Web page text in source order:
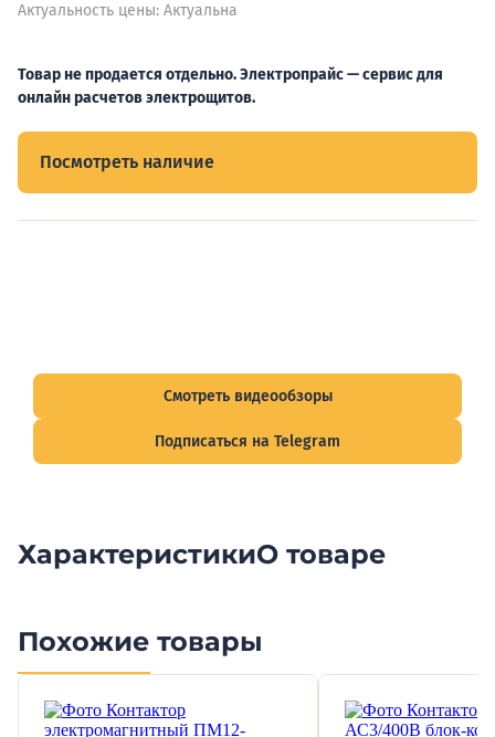
Актуальность цены: Актуальна
Товар не продается отдельно. Электропрайс — сервис для
онлайн расчетов электрощитов.
Посмотреть наличие
Смотреть видеообзоры
Подписаться на Telegram
ХарактеристикиО товаре
Похожие товары